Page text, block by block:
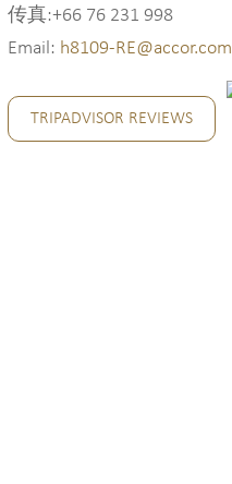
传真:+66 76 231 998
Email: h8109-RE@accor.com
TRIPADVISOR REVIEWS